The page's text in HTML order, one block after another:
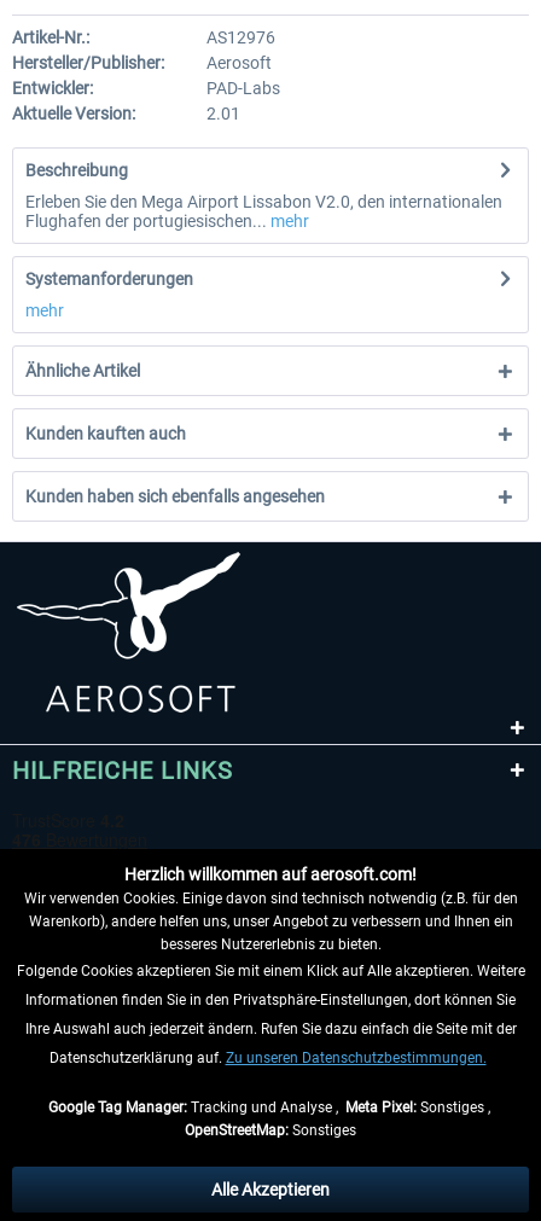
Artikel-Nr.:
AS12976
Hersteller/Publisher:
Aerosoft
Entwickler:
PAD-Labs
Aktuelle Version:
2.01
Beschreibung
Erleben Sie den Mega Airport Lissabon V2.0, den internationalen
Flughafen der portugiesischen... mehr
Systemanforderungen
mehr
Ähnliche Artikel
Kunden kauften auch
Kunden haben sich ebenfalls angesehen
HILFREICHE LINKS
VERTRAG WIDERRUFEN
INFORMATIONEN
anders beschrieben.
** Gilt für Lieferungen innerhalb Deutschlands, Lieferzeiten für andere Länder
Herzlich willkommen auf aerosoft.com!
Wir verwenden Cookies. Einige davon sind technisch notwendig (z.B. für den
Warenkorb), andere helfen uns, unser Angebot zu verbessern und Ihnen ein
besseres Nutzererlebnis zu bieten.
Folgende Cookies akzeptieren Sie mit einem Klick auf Alle akzeptieren. Weitere
Informationen finden Sie in den Privatsphäre-Einstellungen, dort können Sie
Ihre Auswahl auch jederzeit ändern. Rufen Sie dazu einfach die Seite mit der
Datenschutzerklärung auf. Zu unseren Datenschutzbestimmungen.
Google Tag Manager:Tracking und Analyse , Meta Pixel:Sonstiges ,
OpenStreetMap: Sonstiges
Alle Akzeptieren